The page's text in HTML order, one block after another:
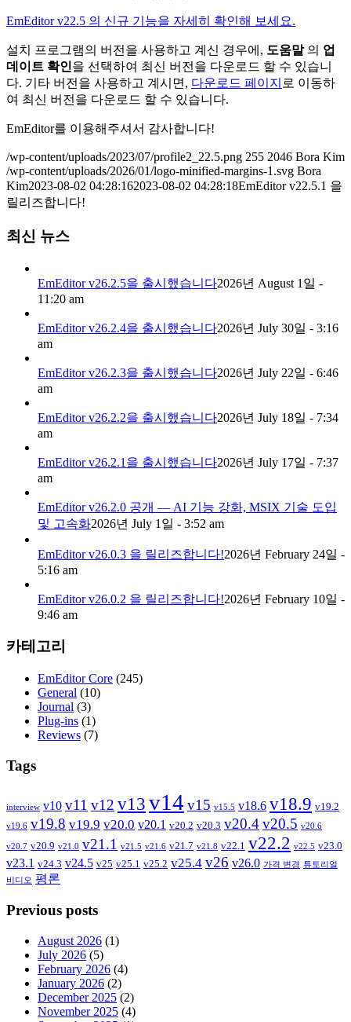
EmEditor v22.5 의 신규 기능을 자세히 확인해 보세요.
설치 프로그램의 버전을 사용하고 계신 경우에, 도움말의 업
데이트 확인을 선택하여 최신 버전을 다운로드 할 수 있습니
다. 기타 버전을 사용하고 계시면, 다운로드 페이지 로 이동하
여 최신 버전을 다운로드 할 수 있습니다.
EmEditor를 이용해주셔서 감사합니다!
/wp-content/uploads/2023/07/profile2_22.5.png 255 2046 Bora Kim
/wp-content/uploads/2026/01/logo-minified-margins-1.svg Bora
Kim2023-08-02 04:28:162023-08-02 04:28:18EmEditor v22.5.1 을
릴리즈합니다!
최신 뉴스
EmEditor v26.2.5을 출시했습니다2026년 August 1일 -
11:20 am
EmEditor v26.2.4을 출시했습니다2026년 July 30일 - 3:16
am
EmEditor v26.2.3을 출시했습니다2026년 July 22일 - 6:46
am
EmEditor v26.2.2을 출시했습니다2026년 July 18일 - 7:34
am
EmEditor v26.2.1을 출시했습니다2026년 July 17일 - 7:37
am
EmEditor v26.2.0 공개 — AI 기능 강화, MSIX 기술 도입
및 고속화2026년 July 1일 - 3:52 am
EmEditor v26.0.3 을 릴리즈합니다!2026년 February 24일 -
5:16 am
EmEditor v26.0.2 을 릴리즈합니다!2026년 February 10일 -
9:46 am
카테고리
EmEditor Core (245)
General (10)
Journal (3)
Plug-ins (1)
Reviews (7)
Tags
interview v10 v11 v12 v13v14 v15 v15.5 v18.6 v18.9 v19.2
v19.6 v19.8 v19.9 v20.0 v20.1 v20.2 v20.3 v20.4v20.5 v20.6
v20.7 v20.9 v21.0 v21.1 v21.5 v21.6 v21.7 v21.8 v22.1 v22.2 v22.5 v23.0
v23.1 v24.3 v24.5 v25 v25.1 v25.2 v25.4 v26 v26.0 가격 변경 튜토리얼
비디오 평론
Previous posts
August 2026 (1)
July 2026 (5)
February 2026 (4)
January 2026 (2)
December 2025 (2)
November 2025 (4)